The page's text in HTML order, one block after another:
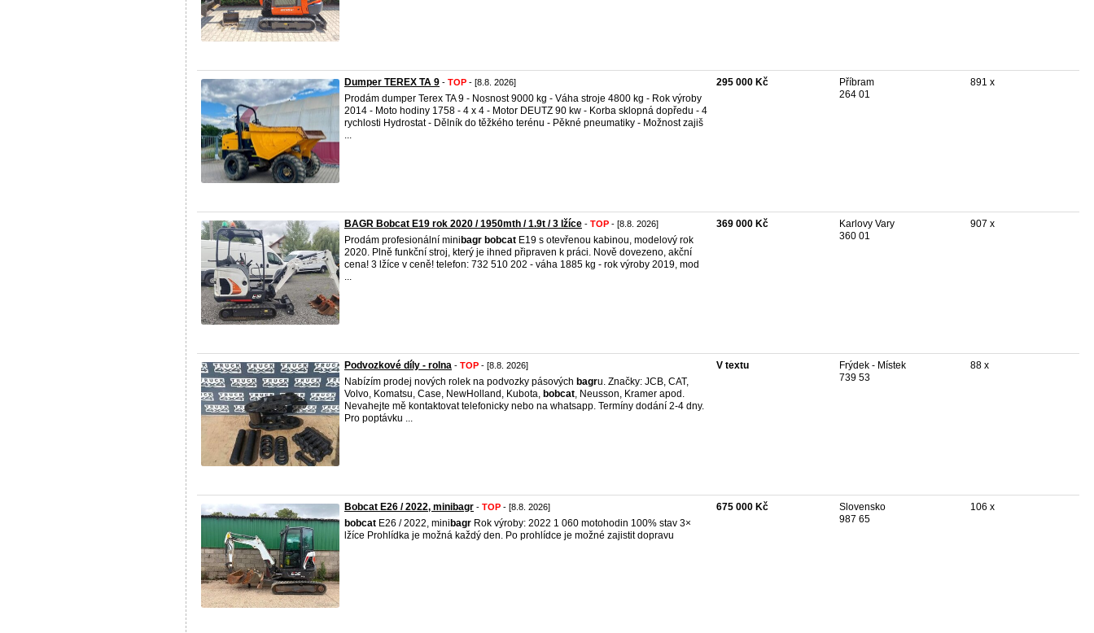
Dumper TEREX TA 9 - TOP - [8.8. 2026]
Prodám dumper Terex TA 9 - Nosnost 9000 kg - Váha stroje 4800 kg - Rok výroby
2014 - Moto hodiny 1758 - 4 x 4 - Motor DEUTZ 90 kw - Korba sklopná dopředu - 4
rychlosti Hydrostat - Dělník do těžkého terénu - Pěkné pneumatiky - Možnost zajiš
...
295 000 Kč
Příbram
264 01
891 x
BAGR Bobcat E19 rok 2020 / 1950mth / 1.9t / 3 lžíce - TOP - [8.8. 2026]
Prodám profesionální mini bagr bobcat E19 s otevřenou kabinou, modelový rok
2020. Plně funkční stroj, který je ihned připraven k práci. Nově dovezeno, akční
cena! 3 lžíce v ceně! telefon: 732 510 202 - váha 1885 kg - rok výroby 2019, mod
...
369 000 Kč
Karlovy Vary
360 01
907 x
Podvozkové díly - rolna - TOP - [8.8. 2026]
Nabízím prodej nových rolek na podvozky pásových bagru. Značky: JCB, CAT,
Volvo, Komatsu, Case, NewHolland, Kubota, bobcat, Neusson, Kramer apod.
Nevahejte mě kontaktovat telefonicky nebo na whatsapp. Termíny dodání 2-4 dny.
Pro poptávku ...
V textu
Frýdek - Místek
739 53
88 x
Bobcat E26 / 2022, minibagr - TOP - [8.8. 2026]
bobcat E26 / 2022, mini bagr Rok výroby: 2022 1 060 motohodin 100% stav 3×
lžíce Prohlídka je možná každý den. Po prohlídce je možné zajistit dopravu
675 000 Kč
Slovensko
987 65
106 x